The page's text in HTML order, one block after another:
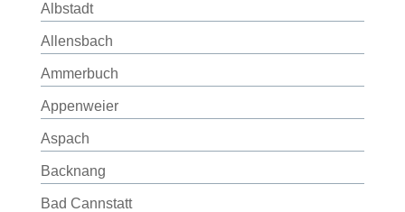
Albstadt
Allensbach
Ammerbuch
Appenweier
Aspach
Backnang
Bad Cannstatt